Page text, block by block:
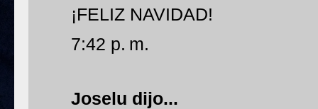
¡FELIZ NAVIDAD!
7:42 p. m.
Joselu dijo...